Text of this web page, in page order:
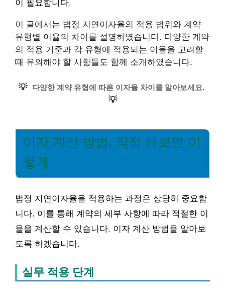
이 필요합니다.
이 글에서는 법정 지연이자율의 적용 범위와 계약
유형별 이율의 차이를 설명하였습니다. 다양한 계약
의 적용 기준과 각 유형에 적용되는 이율을 고려할
때 유의해야 할 사항들도 함께 소개하였습니다.
💡 다양한 계약 유형에 따른 이자율 차이를 알아보세요.
💡
이자 계산 방법, 직접 해보면 이
렇게
법정 지연이자율을 적용하는 과정은 상당히 중요합
니다. 이를 통해 계약의 세부 사항에 따라 적절한 이
율을 계산할 수 있습니다. 이자 계산 방법을 알아보
도록 하겠습니다.
실무 적용 단계